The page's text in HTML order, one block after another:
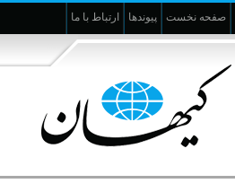
صفحه نخست پیوندها ارتباط با ما